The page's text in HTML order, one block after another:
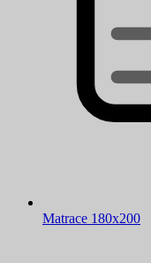
Matrace 180x200